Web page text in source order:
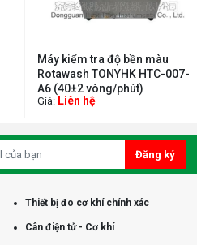
Máy kiểm tra độ bền màu
Rotawash TONYHK HTC-007-
A6 (40±2 vòng/phút)
Giá: Liên hệ
Đăng ký
Thiết bị đo cơ khí chính xác
Cân điện tử - Cơ khí